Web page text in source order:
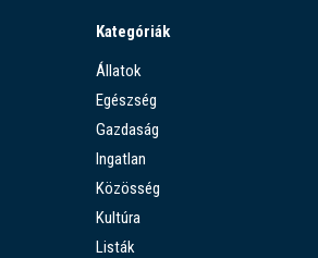
Kategóriák
Állatok
Egészség
Gazdaság
Ingatlan
Közösség
Kultúra
Listák